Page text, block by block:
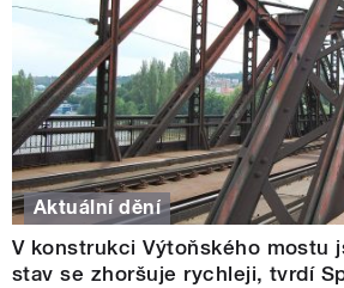
Aktuální dění
V konstrukci Výtoňského mostu
stav se zhoršuje rychleji, tvrdí